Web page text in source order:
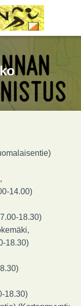
14.00)
18.30)
18.30)
18.30)